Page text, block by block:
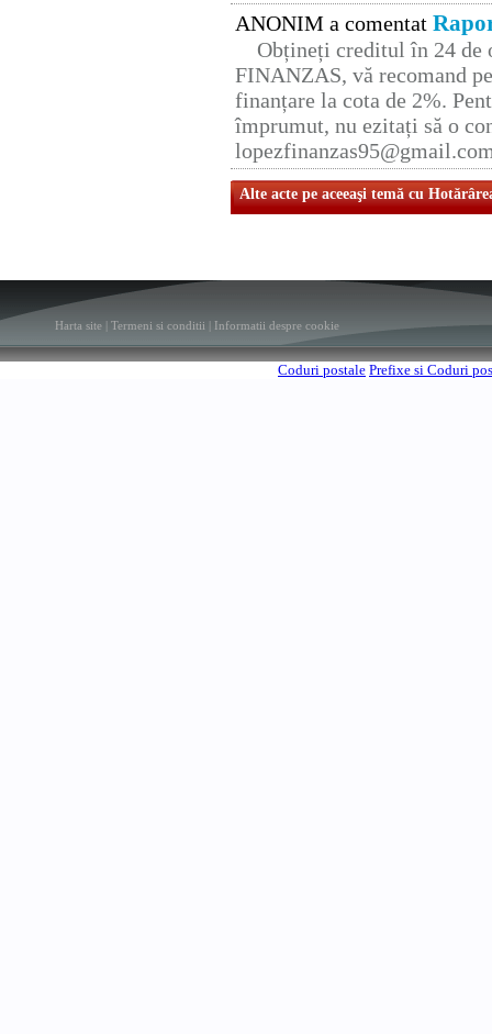
ANONIM a comentat
Obțineți creditul în 24 de
FINANZAS, vă recomand
finanțare la cota de 2%.
împrumut, nu ezitați să o
Alte acte pe aceeaşi temă cu
Harta site Termeni si conditii Informatii despre cookie
Coduri postale Prefixe si Coduri